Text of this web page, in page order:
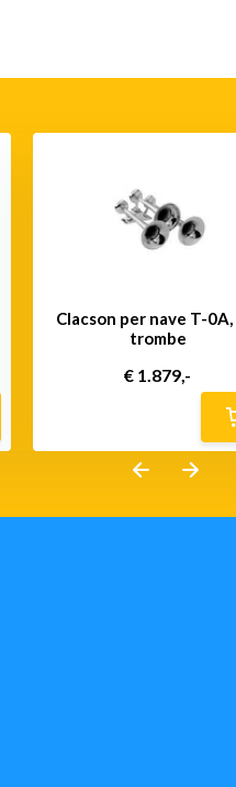
Clacson per nave T-
trombe
€ 1.879,-